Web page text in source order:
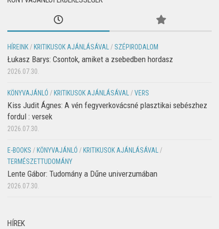
HÍREINK/ KRITIKUSOK AJÁNLÁSÁVAL/ SZÉPIRODALOM
Łukasz Barys: Csontok, amiket a zsebedben hordasz
2026.07.30.
KÖNYVAJÁNLÓ / KRITIKUSOK AJÁNLÁSÁVAL/VERS
Kiss Judit Ágnes: A vén fegyverkovácsné plasztikai sebészhez
fordul : versek
2026.07.30.
E-BOOKS / KÖNYVAJÁNLÓ / KRITIKUSOK AJÁNLÁSÁVAL/
TERMÉSZETTUDOMÁNY
Lente Gábor: Tudomány a Dűne univerzumában
2026.07.30.
HÍREK